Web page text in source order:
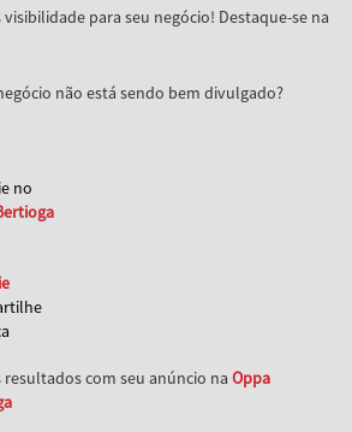
para seu negócio! Destaque-se na
não está sendo bem divulgado?
no
resultados com seu anúncio na Oppa